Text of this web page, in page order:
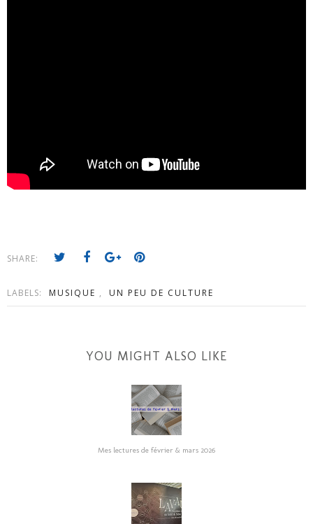
SHARE:
LABELS: MUSIQUE , UN PEU DE CULTURE
YOU MIGHT ALSO LIKE
Mes lectures de février & mars 2026